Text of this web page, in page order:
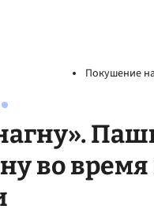
Покушение
во